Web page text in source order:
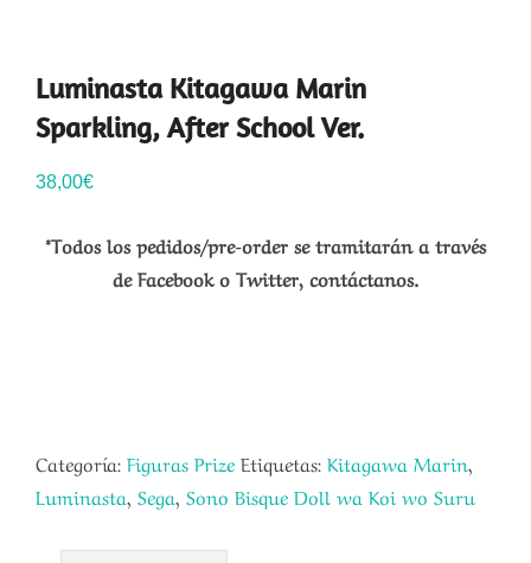
Luminasta Kitagawa Marin
Sparkling, After School Ver.
38,00€
*Todos los pedidos/pre-order se tramitarán a través
de Facebook o Twitter, contáctanos.
Categoría: Figuras Prize Etiquetas: Kitagawa Marin,
Luminasta, Sega, Sono Bisque Doll wa Koi wo Suru